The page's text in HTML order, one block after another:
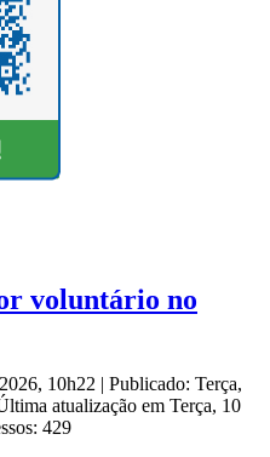
voluntário no
10h22 | Publicado: Terça,
atualização em Terça, 10
429